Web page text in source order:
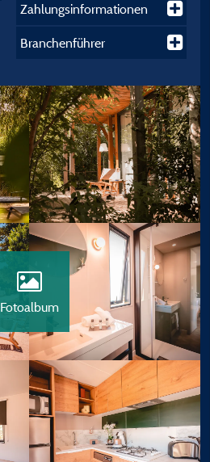
Zahlungsinformationen
Branchenführer
Fotoalbum